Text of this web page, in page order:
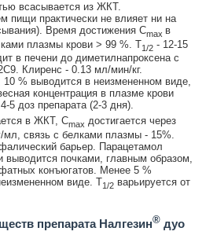
всасывается из ЖКТ.
пищи практически не влияет ни на
Время достижения Cmax в
плазмы крови > 99 %. T1/2 - 12-15
в печени до диметилнапроксена с
Клиренс - 0.13 мл/мин/кг.
% выводится в неизмененном виде,
концентрация в плазме крови
5 доз препарата (2-3 дня).
в ЖКТ, Cmax достигается через
мл, связь с белками плазмы - 15%.
барьер. Парацетамол
выводится почками, главным образом,
конъюгатов. Менее 5 %
виде. T1/2 варьируется от
препарата Налгезин® дуо